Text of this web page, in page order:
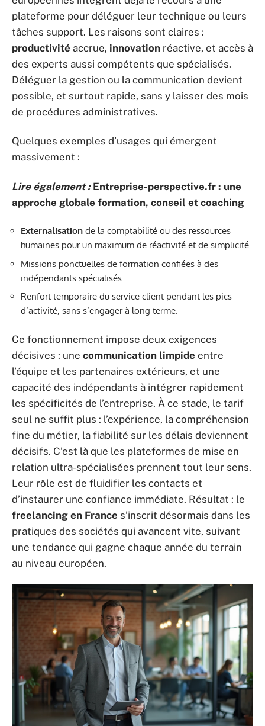
plateforme pour déléguer leur technique ou leurs
tâches support. Les raisons sont claires :
productivité accrue, innovation réactive, et accès à
des experts aussi compétents que spécialisés.
Déléguer la gestion ou la communication devient
possible, et surtout rapide, sans y laisser des mois
de procédures administratives.
Quelques exemples d’usages qui émergent
massivement :
Lire également : Entreprise-perspective.fr : une
approche globale formation, conseil et coaching
Externalisation de la comptabilité ou des ressources
humaines pour un maximum de réactivité et de simplicité.
Missions ponctuelles de formation confiées à des
indépendants spécialisés.
Renfort temporaire du service client pendant les pics
d’activité, sans s’engager à long terme.
Ce fonctionnement impose deux exigences
décisives : une communication limpide entre
l’équipe et les partenaires extérieurs, et une
capacité des indépendants à intégrer rapidement
les spécificités de l’entreprise. À ce stade, le tarif
seul ne suffit plus : l’expérience, la compréhension
fine du métier, la fiabilité sur les délais deviennent
décisifs. C’est là que les plateformes de mise en
relation ultra-spécialisées prennent tout leur sens.
Leur rôle est de fluidifier les contacts et
d’instaurer une confiance immédiate. Résultat : le
freelancing en France s’inscrit désormais dans les
pratiques des sociétés qui avancent vite, suivant
une tendance qui gagne chaque année du terrain
au niveau européen.